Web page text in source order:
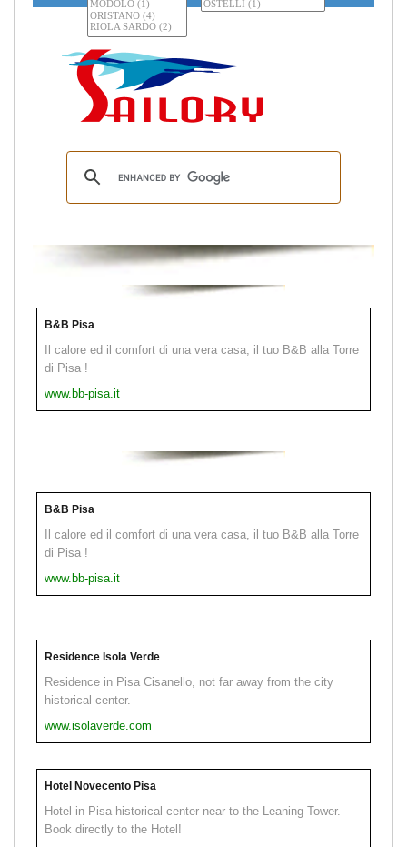
B&B Pisa
Il calore ed il comfort di una vera casa, il tuo B&B alla Torre
di Pisa !
www.bb-pisa.it
B&B Pisa
Il calore ed il comfort di una vera casa, il tuo B&B alla Torre
di Pisa !
www.bb-pisa.it
Residence Isola Verde
Residence in Pisa Cisanello, not far away from the city
historical center.
www.isolaverde.com
Hotel Novecento Pisa
Hotel in Pisa historical center near to the Leaning Tower.
Book directly to the Hotel!